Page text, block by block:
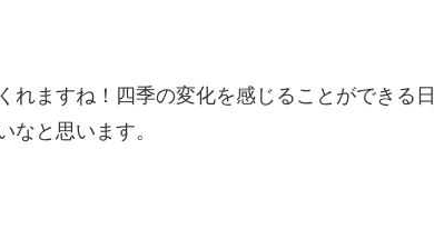
ますね！四季の変化を感じることができる日
なと思います。